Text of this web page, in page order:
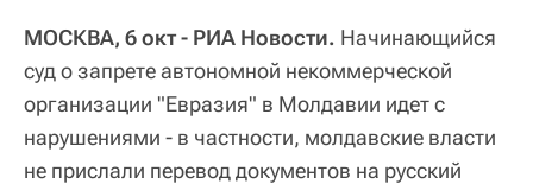
МОСКВА, 6 окт - РИА Новости. Начинающийся
суд о запрете автономной некоммерческой
организации "Евразия" в Молдавии идет с
нарушениями - в частности, молдавские власти
не прислали перевод документов на русский